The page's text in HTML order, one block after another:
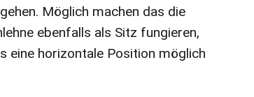
Möglich machen das die
ebenfalls als Sitz fungieren,
eine horizontale Position möglich